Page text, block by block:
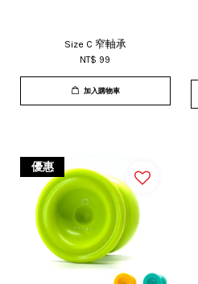
Size C 窄軸承
NT$ 99
加入購物車
優惠